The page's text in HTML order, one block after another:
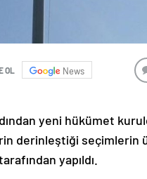
OL News
yeni hükümet
derinleştiği seçimlerin
yapıldı.